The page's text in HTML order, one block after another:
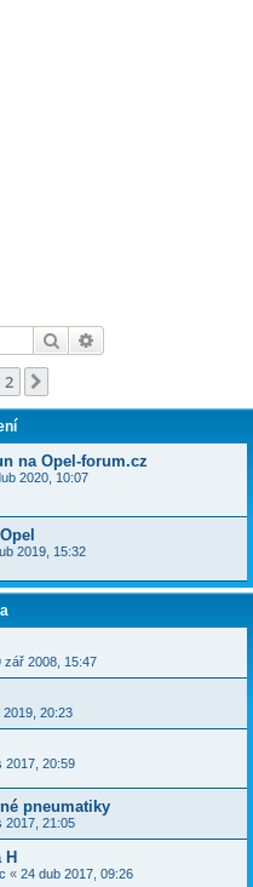
Hledat
2
na Opel-forum.cz
2020, 10:07
2019, 15:32
zář 2008, 15:47
2019, 20:23
2017, 20:59
pneumatiky
2017, 21:05
« 24 dub 2017, 09:26